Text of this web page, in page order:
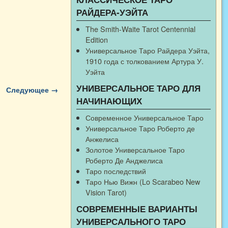
Следующее →
РАЙДЕРА-УЭЙТА
The Smith-Waite Tarot Centennial
Edition
Универсальное Таро Райдера Уэйта,
1910 года с толкованием Артура У.
Уэйта
УНИВЕРСАЛЬНОЕ ТАРО ДЛЯ
НАЧИНАЮЩИХ
Современное Универсальное Таро
Универсальное Таро Роберто де
Анжелиса
Золотое Универсальное Таро
Роберто Де Анджелиса
Таро последствий
Таро Нью Вижн (Lo Scarabeo New
Vision Tarot)
СОВРЕМЕННЫЕ ВАРИАНТЫ
УНИВЕРСАЛЬНОГО ТАРО